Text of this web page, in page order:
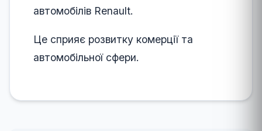
автомобілів Renault.
Це сприяє розвитку комерції та
автомобільної сфери.